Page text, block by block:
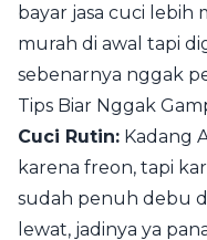
bayar jasa cuci lebih
murah di awal tapi
sebenarnya nggak
Tips Biar Nggak
Cuci Rutin: Kadang
karena freon, tapi
sudah penuh debu
lewat, jadinya ya